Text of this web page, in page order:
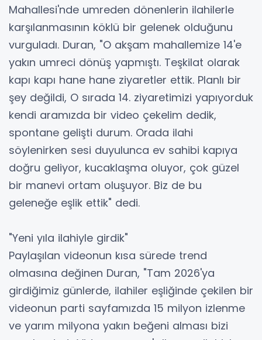
Mahallesi'nde umreden dönenlerin ilahilerle
karşılanmasının köklü bir gelenek olduğunu
vurguladı. Duran, "O akşam mahallemize 14'e
yakın umreci dönüş yapmıştı. Teşkilat olarak
kapı kapı hane hane ziyaretler ettik. Planlı bir
şey değildi, O sırada 14. ziyaretimizi yapıyorduk
kendi aramızda bir video çekelim dedik,
spontane gelişti durum. Orada ilahi
söylenirken sesi duyulunca ev sahibi kapıya
doğru geliyor, kucaklaşma oluyor, çok güzel
bir manevi ortam oluşuyor. Biz de bu
geleneğe eşlik ettik" dedi.
"Yeni yıla ilahiyle girdik"
Paylaşılan videonun kısa sürede trend
olmasına değinen Duran, "Tam 2026'ya
girdiğimiz günlerde, ilahiler eşliğinde çekilen bir
videonun parti sayfamızda 15 milyon izlenme
ve yarım milyona yakın beğeni alması bizi